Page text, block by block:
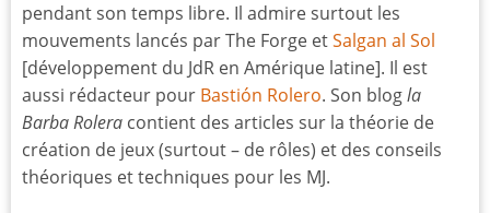
pendant son temps libre. Il admire surtout les
mouvements lancés par The Forge etSalgan al Sol
[développement du JdR en Amérique latine]. Il est
aussi rédacteur pour Bastión Rolero. Son blogla
Barba Rolera contient des articles sur la théorie de
création de jeux (surtout – de rôles) et des conseils
théoriques et techniques pour les MJ.